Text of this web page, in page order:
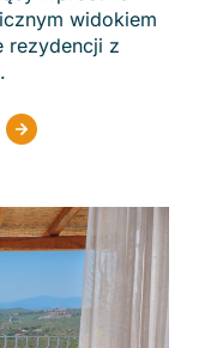
widokiem
rezydencji z